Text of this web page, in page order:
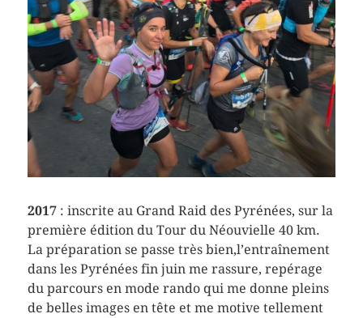
2017: inscrite au Grand Raid des Pyrénées, sur la
première édition du Tour du Néouvielle 40 km.
La préparation se passe très bien,l’entraînement
dans les Pyrénées fin juin me rassure, repérage
du parcours en mode rando qui me donne pleins
de belles images en tête et me motive tellement